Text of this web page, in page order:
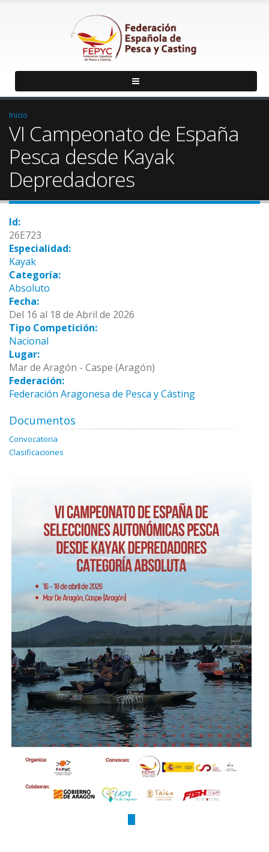
Inicio
VI Campeonato de España
Pesca desde Kayak
Depredadores
Id:
26E723
Especialidad:
Kayak
Categoría:
Absoluto
Fecha:
Del 16 al 18 de Abril de 2026
Tipo Competición:
Nacional
Lugar:
Mar de Aragón - Caspe (Aragón)
Federación:
Federación Aragonesa de Pesca y Cásting
Documentos
Convocatoria
Clasificaciones